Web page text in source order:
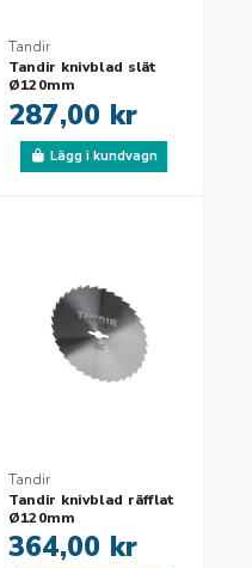
Tandir
Tandir knivblad slät
Ø120mm
287,00 kr
Lägg i kundvagn
Tandir
Tandir knivblad räfflat
Ø120mm
364,00 kr